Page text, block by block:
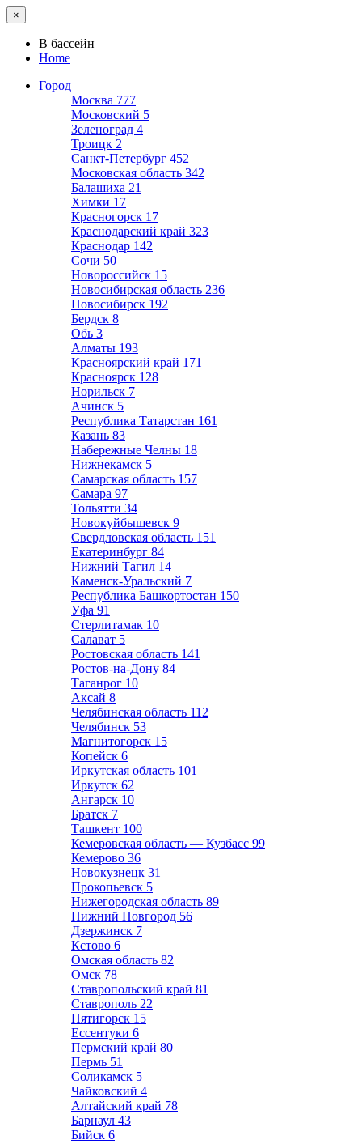
×
В бассейн
Home
Город
Москва 777
Московский 5
Зеленоград 4
Троицк 2
Санкт-Петербург 452
Московская область 342
Балашиха 21
Химки 17
Красногорск 17
Краснодарский край 323
Краснодар 142
Сочи 50
Новороссийск 15
Новосибирская область 236
Новосибирск 192
Бердск 8
Обь 3
Алматы 193
Красноярский край 171
Красноярск 128
Норильск 7
Ачинск 5
Республика Татарстан 161
Казань 83
Набережные Челны 18
Нижнекамск 5
Самарская область 157
Самара 97
Тольятти 34
Новокуйбышевск 9
Свердловская область 151
Екатеринбург 84
Нижний Тагил 14
Каменск-Уральский 7
Республика Башкортостан 150
Уфа 91
Стерлитамак 10
Салават 5
Ростовская область 141
Ростов-на-Дону 84
Таганрог 10
Аксай 8
Челябинская область 112
Челябинск 53
Магнитогорск 15
Копейск 6
Иркутская область 101
Иркутск 62
Ангарск 10
Братск 7
Ташкент 100
Кемеровская область — Кузбасс 99
Кемерово 36
Новокузнецк 31
Прокопьевск 5
Нижегородская область 89
Нижний Новгород 56
Дзержинск 7
Кстово 6
Омская область 82
Омск 78
Ставропольский край 81
Ставрополь 22
Пятигорск 15
Ессентуки 6
Пермский край 80
Пермь 51
Соликамск 5
Чайковский 4
Алтайский край 78
Барнаул 43
Бийск 6